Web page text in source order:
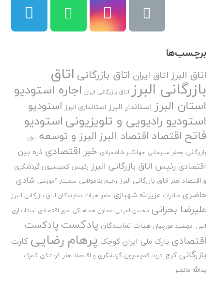
برچسب‌ها
اتاق البرزاتاق ایران اتاق بازرگانی اتاق
بازرگانی البرز اتاق بازرگانی ایران اجاره استودیو
استان البرز استاندار البرز استانداری البرز استودیو
استودیو رادیویی و تلویزیونیاستودیو
فاتح اقتصاد اقتصاد البرزالبرز و توسعه ایران
بازرگانی جعفر سلیمانی جهانگیر شاهمرادی خبر اقتصادی ذره بین
اقتصادی رئیس اتاق بازرگانی البرز رئیس کمیسیون گردشگری
و اقتصاد هنر اتاق بازرگانی البرز رحیم بنامولایی سمینار آموزشی شادی
حاضری صادرات عزیزالله شهبازی عضو هیات نمایندگان اتاق بازرگانی البرز
علیرضا بحرانی محسن امینی معاون هماهنگی امور اقتصادی استانداری
البرز مهشید قورچیان هیات نمایندگان پادکست پادکست
اقتصادی پارک ملی ایران کوچک پرهام رضایی کارت
بازرگانی کرج کرونا کمیسیون گردشگری و اقتصاد هنر گردشگری گمرک
یدالله مالمیر